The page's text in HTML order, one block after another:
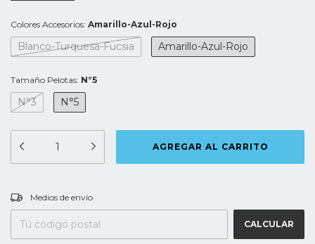
Colores Accesorios: Amarillo-Azul-Rojo
Blanco-Turquesa-Fucsia Amarillo-Azul-Rojo
Tamaño Pelotas: N°5
N°3 N°5
Entregas para el CP:
Medios de envío
CALCULAR